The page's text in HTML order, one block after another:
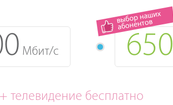
Мбит/с 650
+ телевидение бесплатно